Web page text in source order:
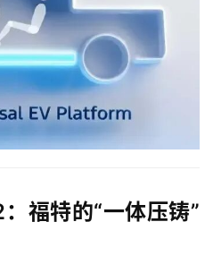
福特的“一体压铸”